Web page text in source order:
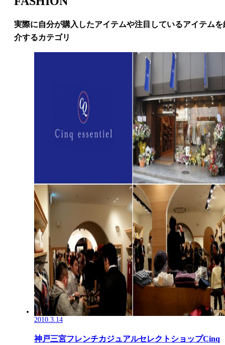
実際に自分が購入したアイテムや注目しているアイテムを
介するカテゴリ
2010.3.14
神戸三宮フレンチカジュアルセレクトショップCinq